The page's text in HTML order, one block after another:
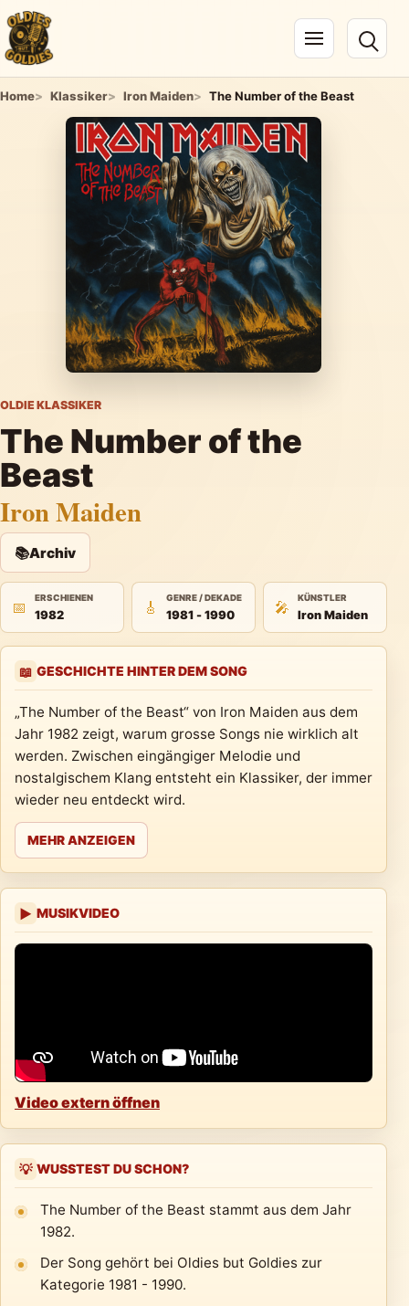
Navigation öffnen
Home Klassiker Iron Maiden The Number of the Beast
OLDIE KLASSIKER
The Number of the
Beast
Iron Maiden
📚Archiv
📅
ERSCHIENEN
1982 🎸
GENRE / DEKADE
1981 - 1990 🎤
KÜNSTLER
Iron Maiden
📖 GESCHICHTE HINTER DEM SONG
„The Number of the Beast“ von Iron Maiden aus dem
Jahr 1982 zeigt, warum grosse Songs nie wirklich alt
werden. Zwischen eingängiger Melodie und
nostalgischem Klang entsteht ein Klassiker, der immer
wieder neu entdeckt wird.
MEHR ANZEIGEN
▶ MUSIKVIDEO
Video extern öffnen
💡 WUSSTEST DU SCHON?
The Number of the Beast stammt aus dem Jahr
1982.
Der Song gehört bei Oldies but Goldies zur
Kategorie 1981 - 1990.